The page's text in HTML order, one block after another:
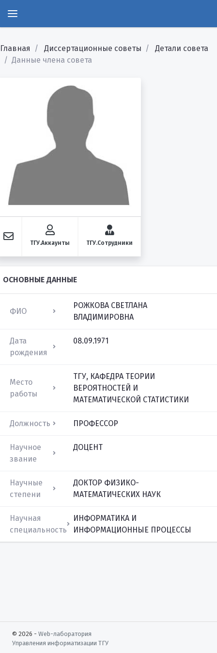
Главная Диссертационные советы
Детали совета
Данные члена совета
ТГУ.Аккаунты ТГУ.Сотрудники
ОСНОВНЫЕ ДАННЫЕ
ФИО
РОЖКОВА СВЕТЛАНА
ВЛАДИМИРОВНА
Дата
рождения
08.09.1971
Место
работы
ТГУ, КАФЕДРА ТЕОРИИ
ВЕРОЯТНОСТЕЙ И
МАТЕМАТИЧЕСКОЙ СТАТИСТИКИ
Должность ПРОФЕССОР
Научное
звание
ДОЦЕНТ
Научные
степени
ДОКТОР ФИЗИКО-
МАТЕМАТИЧЕСКИХ НАУК
Научная
специальность
ИНФОРМАТИКА И
ИНФОРМАЦИОННЫЕ ПРОЦЕССЫ
© 2026 - Web-лаборатория
Управления информатизации ТГУ